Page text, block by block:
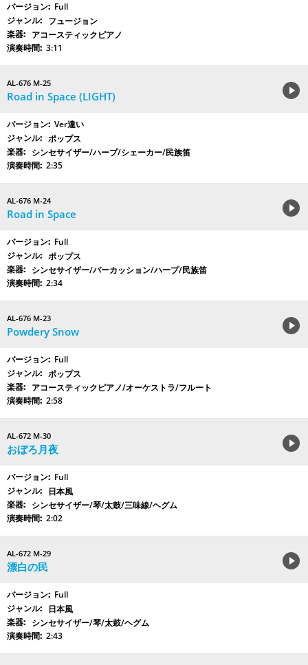
Full
フュージョン
アコースティックピアノ
3:11
AL-676 M-25
Road in Space (LIGHT)
Ver違い
ポップス
シンセサイザー/ハープ/シェーカー/民族笛
2:35
AL-676 M-24
Road in Space
Full
ポップス
シンセサイザー/パーカッション/ハープ/民族笛
2:34
AL-676 M-23
Powdery Snow
Full
ポップス
アコースティックピアノ/オーケストラ/フルート
2:58
AL-672 M-30
おぼろ月夜
Full
日本風
シンセサイザー/琴/太鼓/三味線/ヘグム
2:02
AL-672 M-29
漂白の民
Full
日本風
シンセサイザー/琴/太鼓/ヘグム
2:43